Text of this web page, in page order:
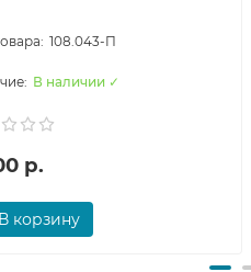
108.043-П
В наличии ✓
р.
В корзину